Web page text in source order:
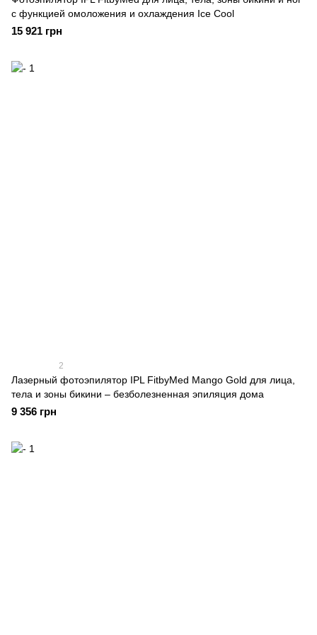
с функцией омоложения и охлаждения Ice Cool
15 921 грн
2
Лазерный фотоэпилятор IPL FitbyMed Mango Gold для лица,
тела и зоны бикини – безболезненная эпиляция дома
9 356 грн